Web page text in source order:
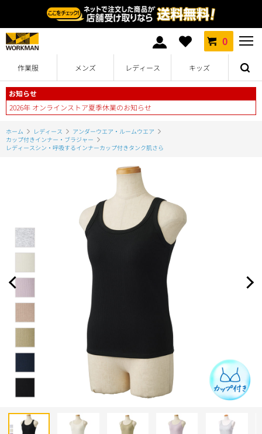
0
作業服 メンズ レディース キッズ
お知らせ
2026年 オンラインストア夏季休業のお知らせ
ホーム レディース
アンダーウエア・ルームウエア
カップ付きインナー・ブラジャー
レディースシン・呼吸するインナーカップ付きタンク肌さら